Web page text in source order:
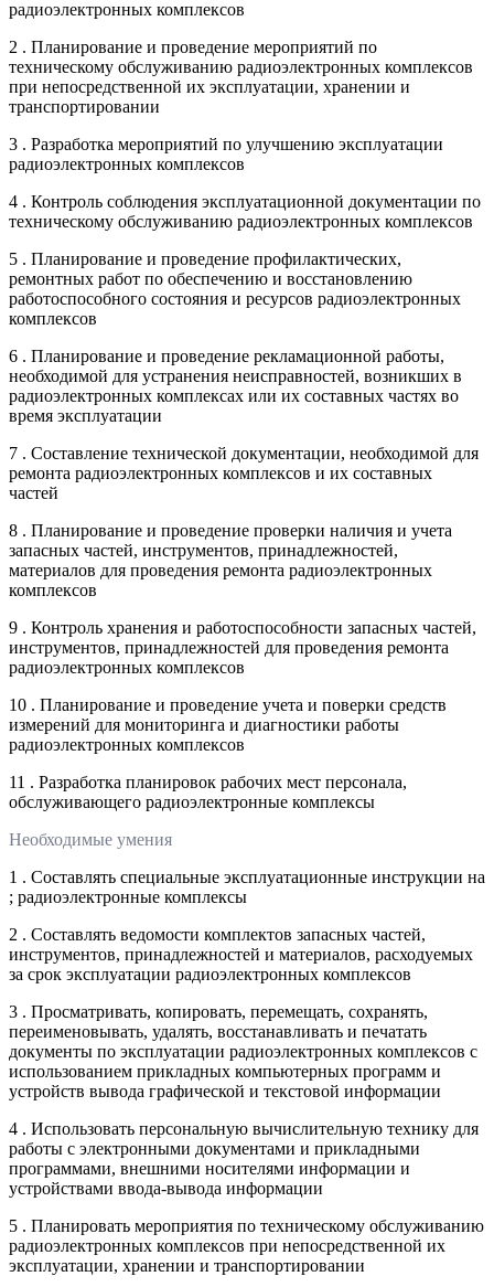
радиоэлектронных комплексов
2 . Планирование и проведение мероприятий по
техническому обслуживанию радиоэлектронных комплексов
при непосредственной их эксплуатации, хранении и
транспортировании
3 . Разработка мероприятий по улучшению эксплуатации
радиоэлектронных комплексов
4 . Контроль соблюдения эксплуатационной документации по
техническому обслуживанию радиоэлектронных комплексов
5 . Планирование и проведение профилактических,
ремонтных работ по обеспечению и восстановлению
работоспособного состояния и ресурсов радиоэлектронных
комплексов
6 . Планирование и проведение рекламационной работы,
необходимой для устранения неисправностей, возникших в
радиоэлектронных комплексах или их составных частях во
время эксплуатации
7 . Составление технической документации, необходимой для
ремонта радиоэлектронных комплексов и их составных
частей
8 . Планирование и проведение проверки наличия и учета
запасных частей, инструментов, принадлежностей,
материалов для проведения ремонта радиоэлектронных
комплексов
9 . Контроль хранения и работоспособности запасных частей,
инструментов, принадлежностей для проведения ремонта
радиоэлектронных комплексов
10 . Планирование и проведение учета и поверки средств
измерений для мониторинга и диагностики работы
радиоэлектронных комплексов
11 . Разработка планировок рабочих мест персонала,
обслуживающего радиоэлектронные комплексы
Необходимые умения
1 . Составлять специальные эксплуатационные инструкции на
; радиоэлектронные комплексы
2 . Составлять ведомости комплектов запасных частей,
инструментов, принадлежностей и материалов, расходуемых
за срок эксплуатации радиоэлектронных комплексов
3 . Просматривать, копировать, перемещать, сохранять,
переименовывать, удалять, восстанавливать и печатать
документы по эксплуатации радиоэлектронных комплексов с
использованием прикладных компьютерных программ и
устройств вывода графической и текстовой информации
4 . Использовать персональную вычислительную технику для
работы с электронными документами и прикладными
программами, внешними носителями информации и
устройствами ввода-вывода информации
5 . Планировать мероприятия по техническому обслуживанию
радиоэлектронных комплексов при непосредственной их
эксплуатации, хранении и транспортировании